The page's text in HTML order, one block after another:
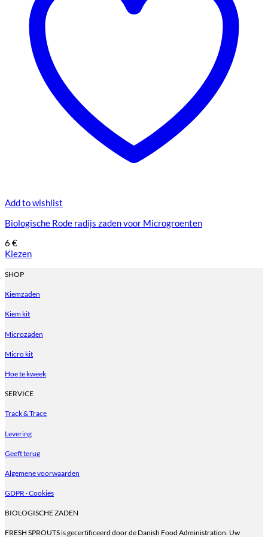
Add to wishlist
Biologische Rode radijs zaden voor Microgroenten
6 €
Kiezen
product
meerdere
Deze
kan
gekozen
worden
op
productpagina
SHOP
Kiemzaden
Kiem kit
Microzaden
Micro kit
Hoe te kweek
SERVICE
Track & Trace
Levering
Geeft terug
Algemene voorwaarden
GDPR · Cookies
BIOLOGISCHE ZADEN
FRESH SPROUTS is gecertificeerd door de Danish Food Administration. Uw